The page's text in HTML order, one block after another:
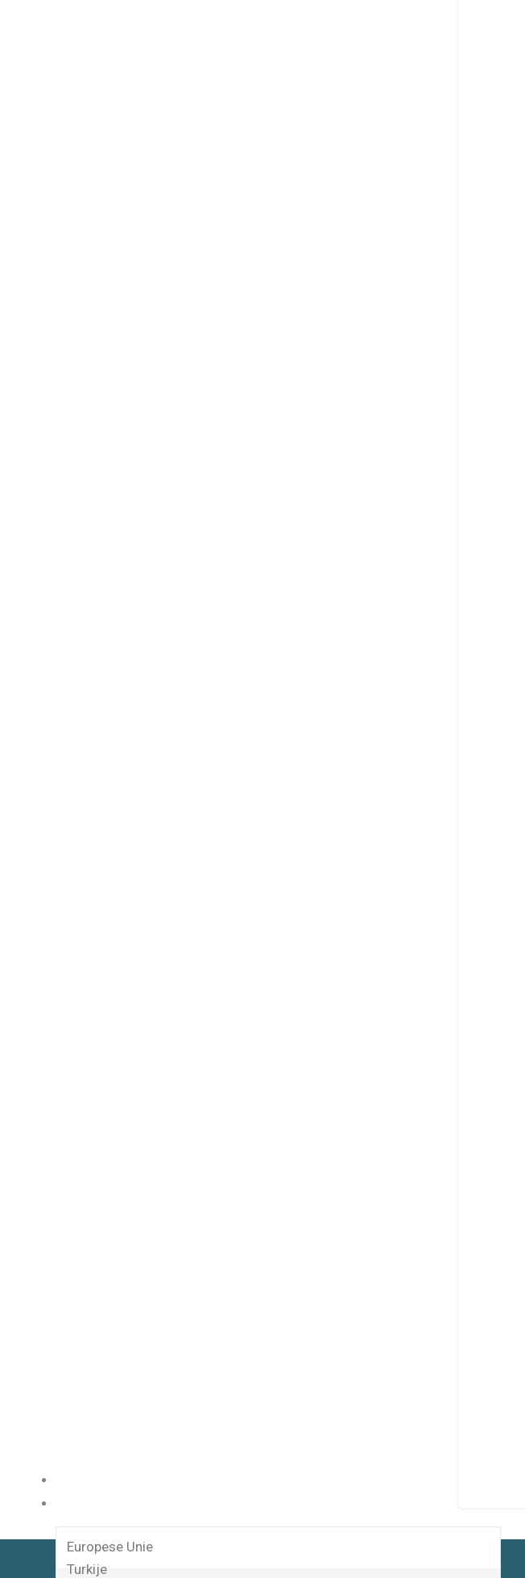
Europese Unie
Turkije